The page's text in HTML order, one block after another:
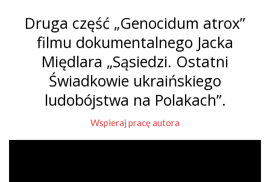
Druga część „Genocidum atrox”
filmu dokumentalnego Jacka
Międlara „Sąsiedzi. Ostatni
Świadkowie ukraińskiego
ludobójstwa na Polakach”.
Wspieraj pracę autora